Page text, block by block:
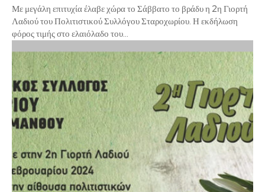
Με μεγάλη επιτυχία έλαβε χώρα το Σάββατο το βράδυ η 2η Γιορτή
Λαδιού του Πολιτιστικού Συλλόγου Σταροχωρίου. Η εκδήλωση
φόρος τιμής στο ελαιόλαδο του...